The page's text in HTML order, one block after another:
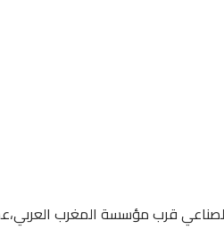
قرب مؤسسة المغرب